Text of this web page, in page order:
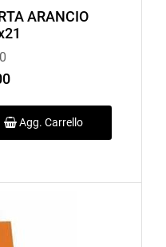
ARANCIO
Agg. Carrello